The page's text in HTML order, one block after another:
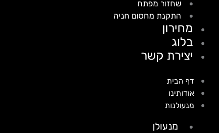
שחזור מפתח
התקנת מחסום חניה
מחירון
בלוג
יצירת קשר
דף הבית
אודותינו
מנעולנות
מנעולן